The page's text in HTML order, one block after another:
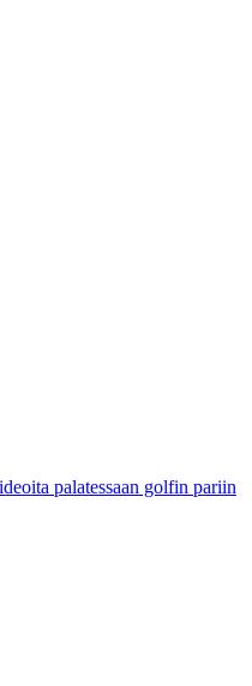
palatessaan golfin pariin